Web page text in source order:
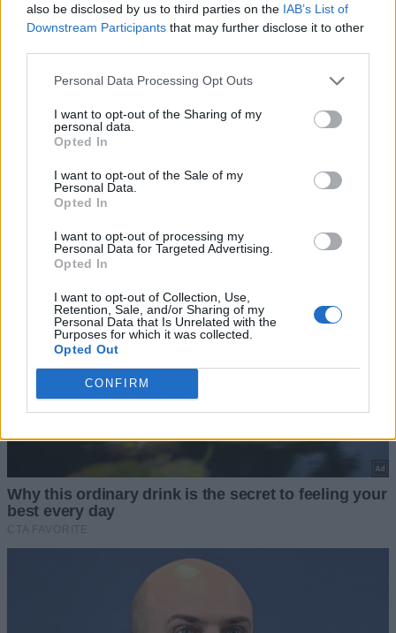
also be disclosed by us to third parties on the IAB’s List of
Downstream Participants that may further disclose it to other
Personal Data Processing Opt Outs
I want to opt-out of the Sharing of my
personal data.
Opted In
I want to opt-out of the Sale of my
Personal Data.
Opted In
I want to opt-out of processing my
Personal Data for Targeted Advertising.
Opted In
I want to opt-out of Collection, Use,
Retention, Sale, and/or Sharing of my
Personal Data that Is Unrelated with the
Purposes for which it was collected.
Opted Out
CONFIRM